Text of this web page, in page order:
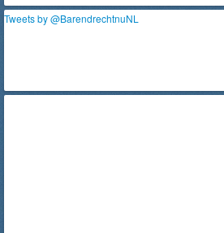
Tweets by @BarendrechtnuNL